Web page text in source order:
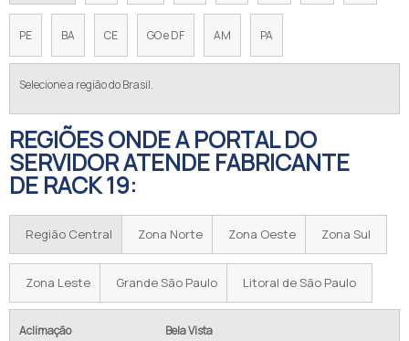
PE BA CE GO e DF AM PA
Selecione a região do Brasil.
REGIÕES ONDE A PORTAL DO
SERVIDOR ATENDE FABRICANTE
DE RACK 19:
Região Central Zona Norte Zona Oeste Zona Sul
Zona Leste Grande São Paulo Litoral de São Paulo
Aclimação
Bela Vista